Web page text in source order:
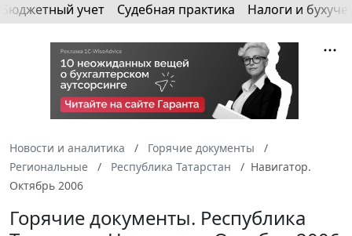
Бюджетный учет Судебная практика Налоги и
Новости и аналитика
Горячие документы
Региональные
Республика Татарстан
Навигатор.
Октябрь 2006
Горячие документы. Республика